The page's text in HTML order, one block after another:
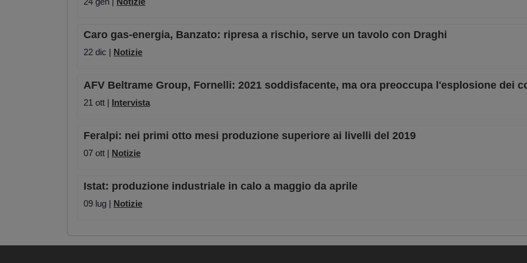
Caro gas-energia, Banzato: ripresa a rischio, serve un tavolo con Draghi
22 dic | Notizie
AFV Beltrame Group, Fornelli: 2021 soddisfacente, ma ora preoccupa l'esplosione dei
21 ott | Intervista
Feralpi: nei primi otto mesi produzione superiore ai livelli del 2019
07 ott | Notizie
Istat: produzione industriale in calo a maggio da aprile
09 lug | Notizie